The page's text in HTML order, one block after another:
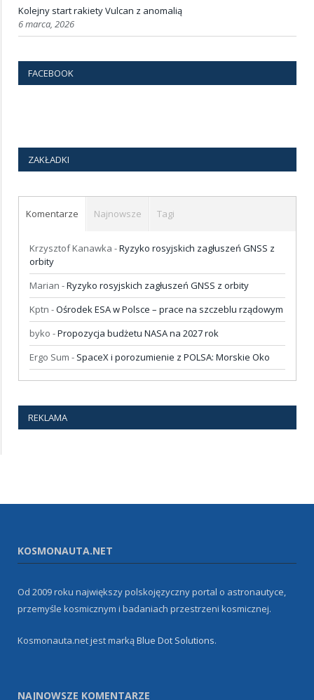
Kolejny start rakiety Vulcan z anomalią
6 marca, 2026
FACEBOOK
ZAKŁADKI
Komentarze Najnowsze Tagi
Krzysztof Kanawka -Ryzyko rosyjskich zagłuszeń GNSS z
orbity
Marian -Ryzyko rosyjskich zagłuszeń GNSS z orbity
Kptn -Ośrodek ESA w Polsce – prace na szczeblu rządowym
byko -Propozycja budżetu NASA na 2027 rok
Ergo Sum - SpaceX i porozumienie z POLSA: Morskie Oko
REKLAMA
KOSMONAUTA.NET
Od 2009 roku największy polskojęzyczny portal o astronautyce,
przemyśle kosmicznym i badaniach przestrzeni kosmicznej.
Kosmonauta.net jest markąBlue Dot Solutions.
NAJNOWSZE KOMENTARZE